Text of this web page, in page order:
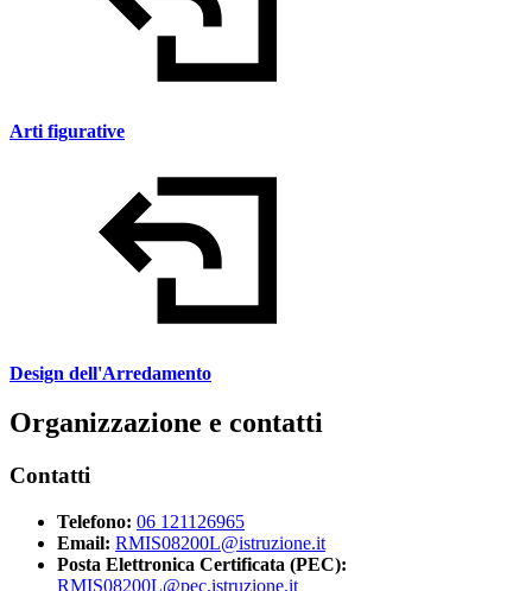
Arti figurative
Design dell'Arredamento
Organizzazione e contatti
Contatti
Telefono: 06 121126965
Email: RMIS08200L@istruzione.it
Posta Elettronica Certificata (PEC):
RMIS08200L@pec.istruzione.it